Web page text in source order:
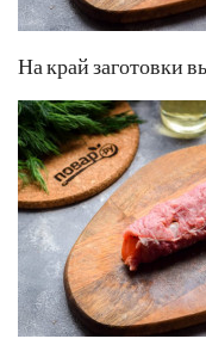
На край заготовки